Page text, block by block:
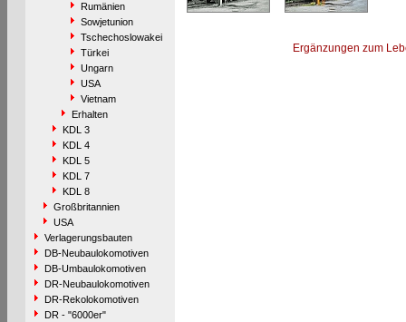
Rumänien
Sowjetunion
Tschechoslowakei
Türkei
Ungarn
USA
Vietnam
Erhalten
KDL 3
KDL 4
KDL 5
KDL 7
KDL 8
Großbritannien
USA
Verlagerungsbauten
DB-Neubaulokomotiven
DB-Umbaulokomotiven
DR-Neubaulokomotiven
DR-Rekolokomotiven
DR - "6000er"
Ergänzungen zum